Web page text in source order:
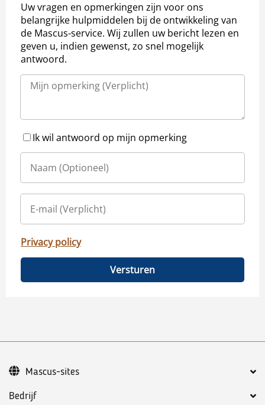
Uw vragen en opmerkingen zijn voor ons
belangrijke hulpmiddelen bij de ontwikkeling van
de Mascus-service. Wij zullen uw bericht lezen en
geven u, indien gewenst, zo snel mogelijk
antwoord.
Ik wil antwoord op mijn opmerking
Privacy policy
Versturen
Bedrijf
Mascus-sites